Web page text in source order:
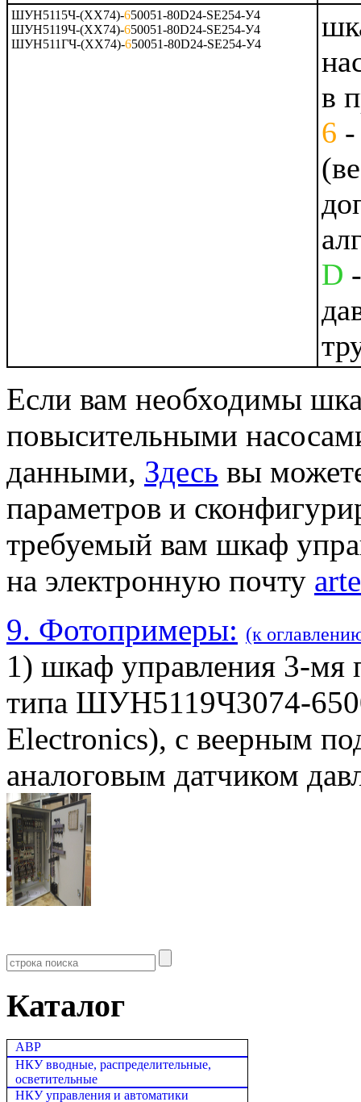
ШУН5115Ч-(ХХ74)-650051-80D24-SE254-У4
ШУН5119Ч-(ХХ74)-650051-80D24-SE254-У4
ШУН511ГЧ-(ХХ74)-650051-80D24-SE254-У4
в
6
D
Если вам необходимы
повысительными
данными, Здесь вы
параметров и
требуемый вам шкаф
на электронную почту
9. Фотопримеры: (к
1) шкаф управления 3-мя
типа ШУН5119Ч3074-
Electronics), с веерным
аналоговым датчиком
Каталог
АВР
НКУ вводные, распределительные,
осветительные
НКУ управления и автоматики